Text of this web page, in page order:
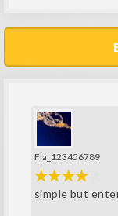
Fla_123456789
simple but